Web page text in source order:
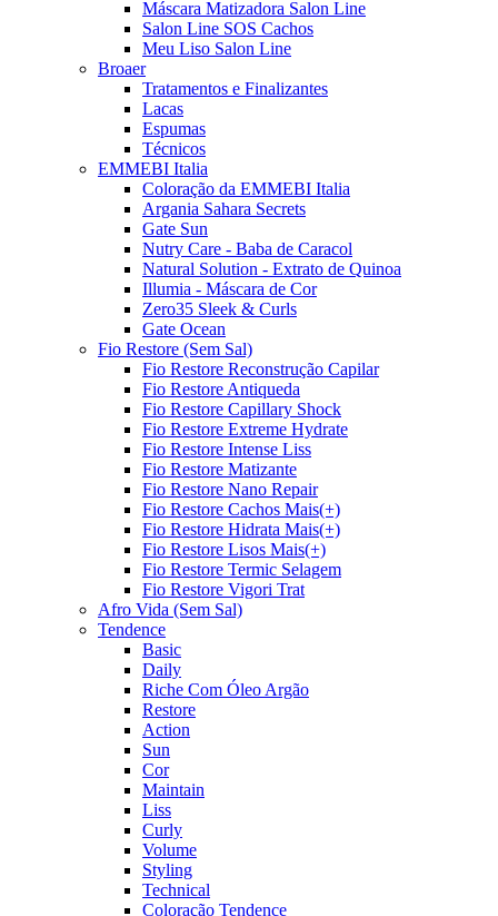
Máscara Matizadora Salon Line
Salon Line SOS Cachos
Meu Liso Salon Line
Broaer
Tratamentos e Finalizantes
Lacas
Espumas
Técnicos
EMMEBI Italia
Coloração da EMMEBI Italia
Argania Sahara Secrets
Gate Sun
Nutry Care - Baba de Caracol
Natural Solution - Extrato de Quinoa
Illumia - Máscara de Cor
Zero35 Sleek & Curls
Gate Ocean
Fio Restore (Sem Sal)
Fio Restore Reconstrução Capilar
Fio Restore Antiqueda
Fio Restore Capillary Shock
Fio Restore Extreme Hydrate
Fio Restore Intense Liss
Fio Restore Matizante
Fio Restore Nano Repair
Fio Restore Cachos Mais(+)
Fio Restore Hidrata Mais(+)
Fio Restore Lisos Mais(+)
Fio Restore Termic Selagem
Fio Restore Vigori Trat
Afro Vida (Sem Sal)
Tendence
Basic
Daily
Riche Com Óleo Argão
Restore
Action
Sun
Cor
Maintain
Liss
Curly
Volume
Styling
Technical
Coloração Tendence